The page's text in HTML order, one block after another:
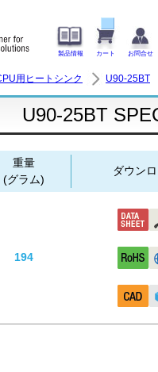
製品情報 カート お問合せ
用ヒートシンク U90-25BT
U90-25BT
重量
(グラム)
ダウン
194